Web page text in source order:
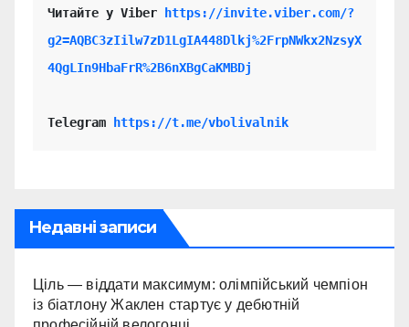
Читайте у Viber
https://invite.viber.com/?
g2=AQBC3zIilw7zD1LgIA448Dlkj%2FrpNWkx2NzsyX
4QgLIn9HbaFrR%2B6nXBgCaKMBDj
Telegram https://t.me/vbolivalnik
Недавні записи
Ціль — віддати максимум: олімпійський чемпіон
із біатлону Жаклен стартує у дебютній